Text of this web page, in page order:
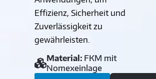
Effizienz, Sicherheit und
Zuverlässigkeit zu
gewährleisten.
Material: FKM mit
Nomexeinlage